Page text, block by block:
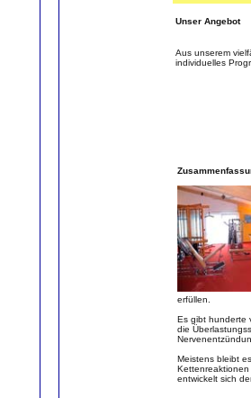
Unser Angebot
Aus unserem
individuelles
erfüllen.
Es gibt hunderte
die
Meistens bleibt
entwickelt sich